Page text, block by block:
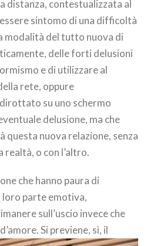
distanza, contestualizzata al
sintomo di una difficoltà
modalità del tutto nuova di
delle forti delusioni
e di utilizzare al
rete, oppure
su uno schermo
delusione, ma che
questa nuova relazione, senza
o con l’altro.
che hanno paura di
loro parte emotiva,
sull’uscio invece che
Si previene, sì, il